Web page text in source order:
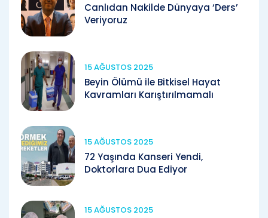
Canlıdan Nakilde Dünyaya ‘Ders’
Veriyoruz
15 AĞUSTOS 2025
Beyin Ölümü ile Bitkisel Hayat
Kavramları Karıştırılmamalı
15 AĞUSTOS 2025
72 Yaşında Kanseri Yendi,
Doktorlara Dua Ediyor
15 AĞUSTOS 2025